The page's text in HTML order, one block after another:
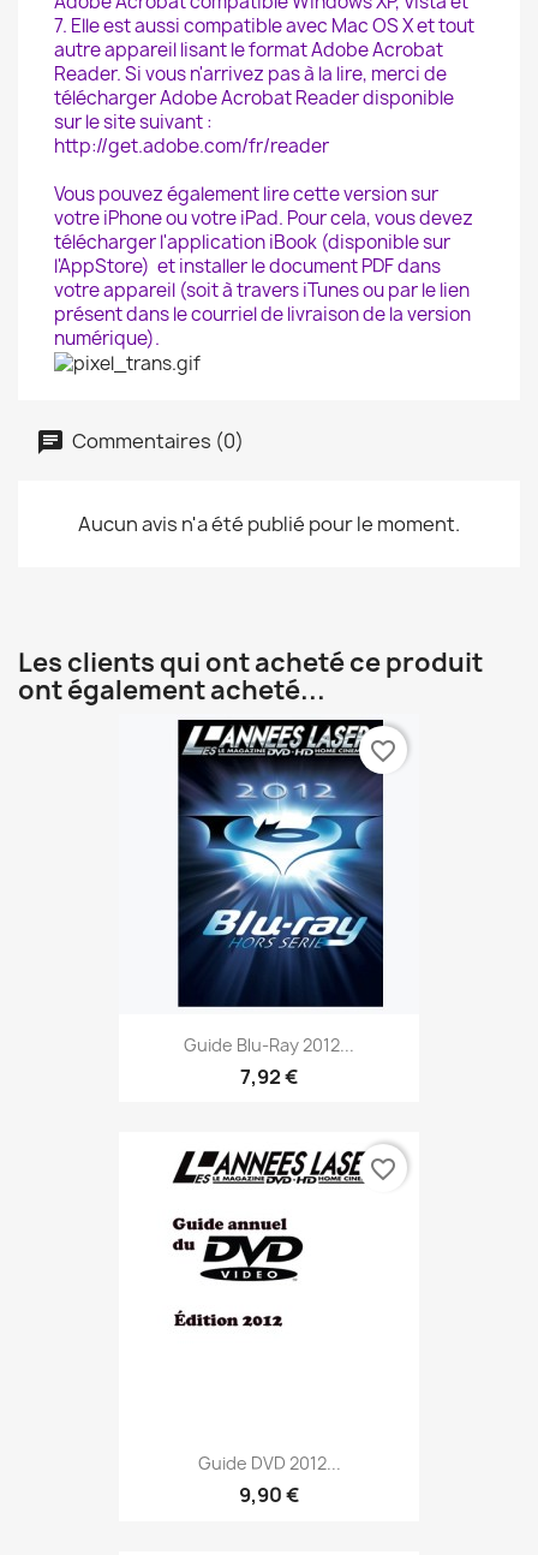
7. Elle est aussi compatible avec Mac OS X et tout
autre appareil lisant le format Adobe Acrobat
Reader. Si vous n'arrivez pas à la lire, merci de
télécharger Adobe Acrobat Reader disponible
sur le site suivant :
http://get.adobe.com/fr/reader
Vous pouvez également lire cette version sur
votre iPhone ou votre iPad. Pour cela, vous devez
télécharger l'application iBook (disponible sur
l'AppStore) et installer le document PDF dans
votre appareil (soit à travers iTunes ou par le lien
présent dans le courriel de livraison de la version
numérique).
Commentaires (0)
Aucun avis n'a été publié pour le moment.
Les clients qui ont acheté ce produit
ont également acheté...
Guide Blu-Ray 2012...
7,92 €
favorite_border
Guide DVD 2012...
9,90 €
favorite_border